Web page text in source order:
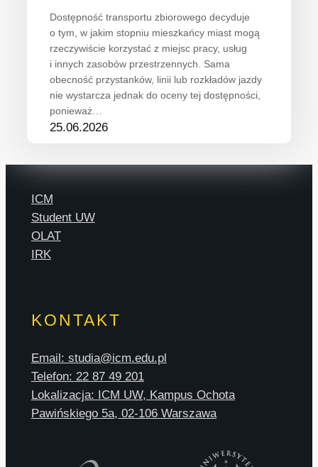
Dostępność transportu zbiorowego decyduje
o tym, w jakim stopniu mieszkańcy miast mogą
rzeczywiście korzystać z miejsc pracy, usług
i innych zasobów przestrzennych. Sama
obecność przystanków, linii lub rozkładów jazdy
nie wystarcza jednak do oceny tej dostępności,
ponieważ…
25.06.2026
ICM
Student UW
OLAT
IRK
KONTAKT
Email: studia@icm.edu.pl
Telefon: 22 87 49 201
Lokalizacja: ICM UW, Kampus Ochota
Pawińskiego 5a, 02-106 Warszawa